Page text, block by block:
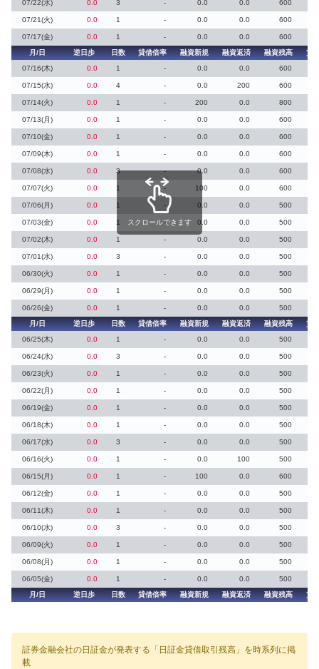
07/22(水) 0.0 3 - 0.0 0.0 600
07/21(火) 0.0 1 - 0.0 0.0 600
07/17(金) 0.0 1 - 0.0 0.0
600
月/日
逆日歩 日数 貸借倍率 融資新規 融資返済 融資残高
貸
07/16(木)
0.0 1 - 0.0 0.0 600
07/15(水) 0.0 4 - 0.0 200 600
07/14(火) 0.0 1 - 200 0.0 800
07/13(月) 0.0 1 - 0.0 0.0 600
07/10(金) 0.0 1 - 0.0 0.0 600
07/09(木) 0.0 1 - 0.0 0.0 600
07/08(水) 0.0 3 - 0.0 0.0 600
07/07(火) 0.0 1 - 100 0.0 600
07/06(月) 0.0 1 - 0.0 0.0 500
07/03(金) 0.0 1 - 0.0 0.0 500
07/02(木) 0.0 1 - 0.0 0.0 500
07/01(水) 0.0 3 - 0.0 0.0 500
06/30(火) 0.0 1 - 0.0 0.0 500
06/29(月) 0.0 1 - 0.0 0.0 500
06/26(金) 0.0 1 - 0.0 0.0
500
月/日
逆日歩 日数 貸借倍率 融資新規 融資返済 融資残高
貸
06/25(木)
0.0 1 - 0.0 0.0 500
06/24(水) 0.0 3 - 0.0 0.0 500
06/23(火) 0.0 1 - 0.0 0.0 500
06/22(月) 0.0 1 - 0.0 0.0 500
06/19(金) 0.0 1 - 0.0 0.0 500
06/18(木) 0.0 1 - 0.0 0.0 500
06/17(水) 0.0 3 - 0.0 0.0 500
06/16(火) 0.0 1 - 0.0 100 500
06/15(月) 0.0 1 - 100 0.0 600
06/12(金) 0.0 1 - 0.0 0.0 500
06/11(木) 0.0 1 - 0.0 0.0 500
06/10(水) 0.0 3 - 0.0 0.0 500
06/09(火) 0.0 1 - 0.0 0.0 500
06/08(月) 0.0 1 - 0.0 0.0 500
06/05(金) 0.0 1 - 0.0 0.0
500
月/日
逆日歩 日数 貸借倍率 融資新規 融資返済 融資残高 貸
スクロールできます
証券金融会社の日証金が発表する「日証金貸借取引残高」を時系列に掲
載